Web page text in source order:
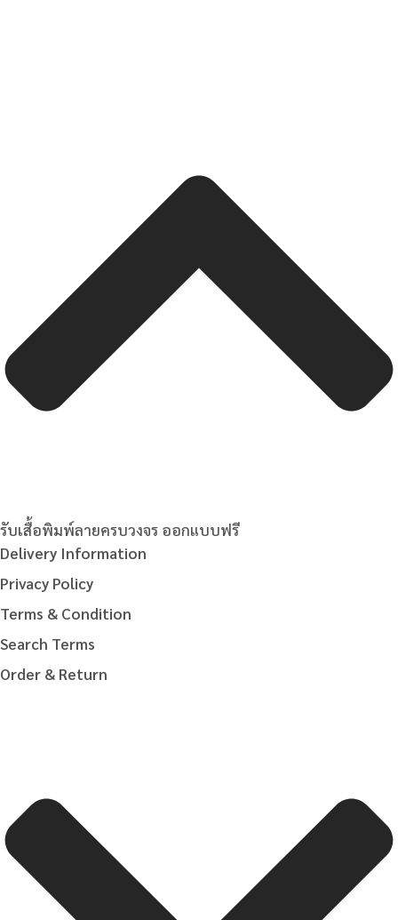
รับเสื้อพิมพ์ลายครบวงจร ออกแบบฟรี
Delivery Information
Privacy Policy
Terms & Condition
Search Terms
Order & Return